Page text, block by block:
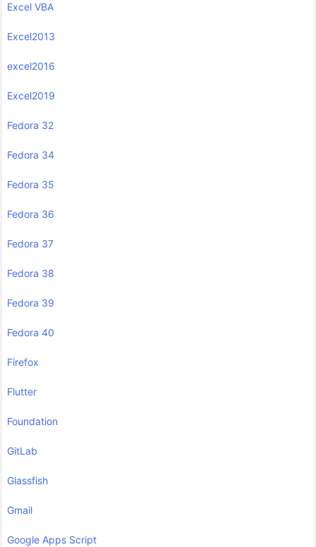
Excel VBA
Excel2013
excel2016
Excel2019
Fedora 32
Fedora 34
Fedora 35
Fedora 36
Fedora 37
Fedora 38
Fedora 39
Fedora 40
Firefox
Flutter
Foundation
GitLab
Glassfish
Gmail
Google Apps Script